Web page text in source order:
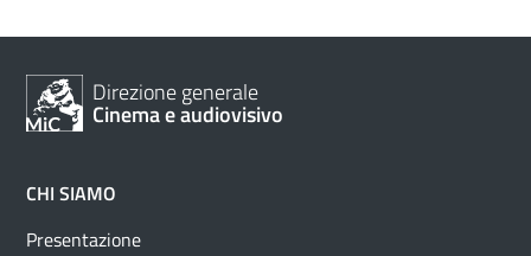
Direzione generale
Cinema e audiovisivo
CHI SIAMO
Presentazione